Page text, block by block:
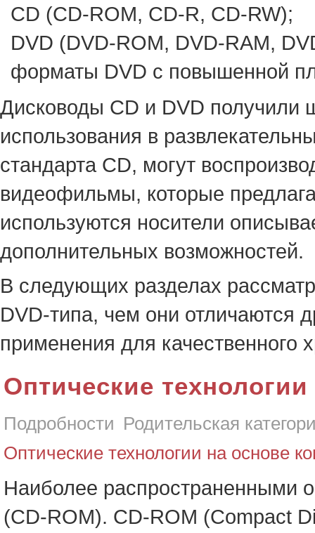
CD (CD-ROM, CD-R, CD-RW);
DVD (DVD-ROM, DVD-RAM,
форматы DVD с повышенной
Дисководы CD и DVD получили
использования в
стандарта CD, могут
видеофильмы, которые
используются носители
дополнительных возможностей.
В следующих разделах
DVD-типа, чем они отличаются
применения для качественного
Оптические
Подробности Родительская
Оптические технологии на основе
Наиболее распространенными
(CD-ROM). CD-ROM (Compact